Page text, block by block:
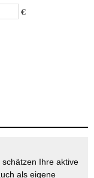
€
Ihre aktive
als eigene